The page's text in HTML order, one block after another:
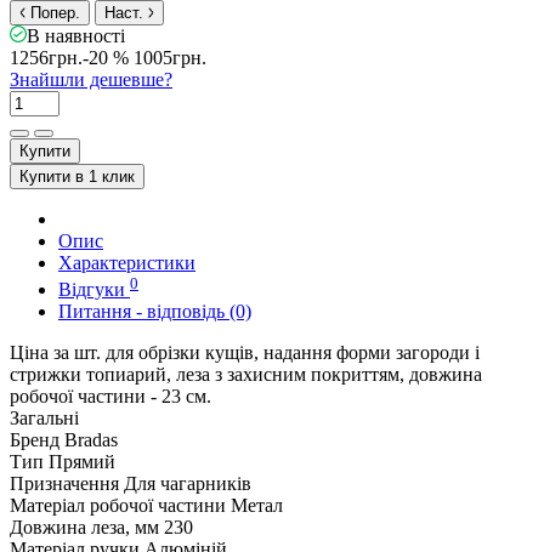
Попер. Наст.
В наявності
1256грн.-20 % 1005грн.
Знайшли дешевше?
Купити
Купити в 1 клик
Опис
Характеристики
Відгуки 0
Питання - відповідь (0)
Ціна за шт. для обрізки кущів, надання форми загороди і
стрижки топиарий, леза з захисним покриттям, довжина
робочої частини - 23 см.
Загальні
Бренд Bradas
Тип Прямий
Призначення Для чагарників
Матеріал робочої частини Метал
Довжина леза, мм 230